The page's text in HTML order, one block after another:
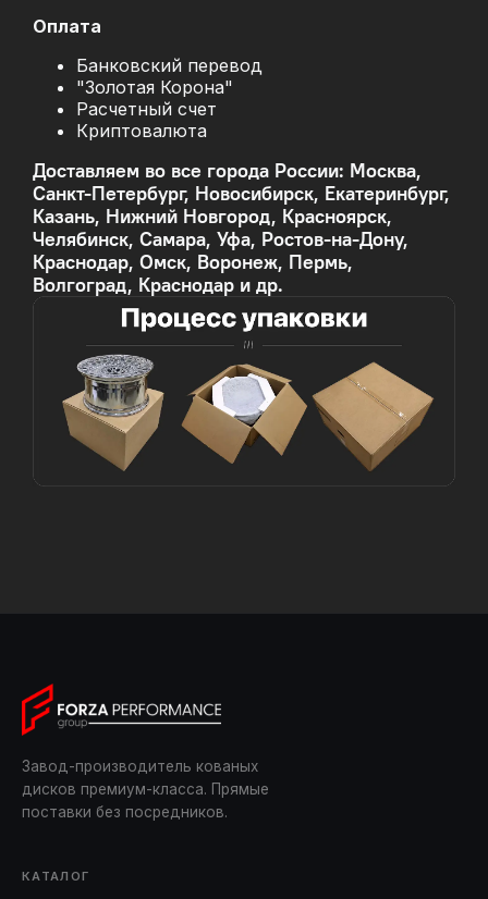
Оплата
Банковский перевод
"Золотая Корона"
Расчетный счет
Криптовалюта
Доставляем во все города России: Москва,
Санкт-Петербург, Новосибирск, Екатеринбург,
Казань, Нижний Новгород, Красноярск,
Челябинск, Самара, Уфа, Ростов-на-Дону,
Краснодар, Омск, Воронеж, Пермь,
Волгоград, Краснодар и др.
Завод-производитель кованых
дисков премиум-класса. Прямые
поставки без посредников.
КАТАЛОГ